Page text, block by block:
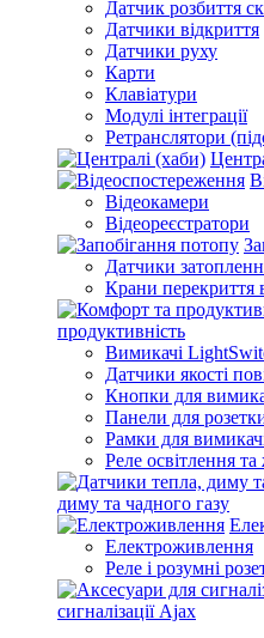
Датчик розбиття
Датчики відкриття
Датчики руху
Карти
Клавіатури
Модулі інтеграції
Ретранслятори
Відеокамери
Відеореєстратори
Датчики
Крани перекриття
продуктивність
Вимикачі
Датчики якості
Кнопки для
Панели для
Рамки для
Реле освітлення
диму та чадного газу
Електроживлення
Реле і розумні
сигналізації Ajax